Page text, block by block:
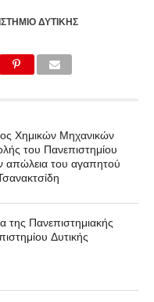
ΔΥΤΙΚΉΣ
Χημικών Μηχανικών
του Πανεπιστημίου
απώλεια του αγαπητού
της Πανεπιστημιακής
Δυτικής